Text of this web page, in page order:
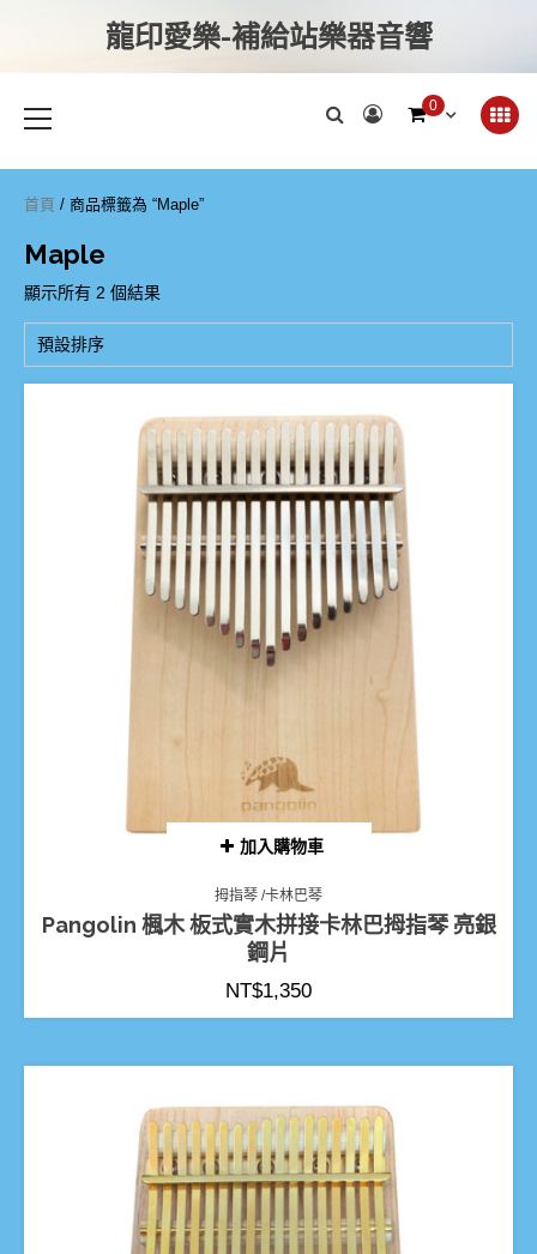
龍印愛樂-補給站樂器音響
0
首頁 / 商品標籤為 “Maple”
Maple
顯示所有 2 個結果
加入購物車
拇指琴 /卡林巴琴
Pangolin 楓木 板式實木拼接卡林巴拇指琴 亮銀
鋼片
NT$1,350